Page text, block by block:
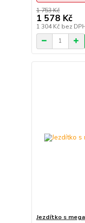
1 753 Kč
1 578 Kč
1 304 Kč bez
Jezdítko s